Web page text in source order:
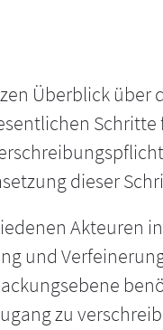
Überblick über
dieser
Akteuren
und
zu